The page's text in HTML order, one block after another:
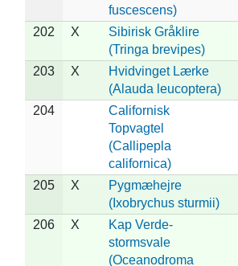
fuscescens)
202 X
Sibirisk Gråklire
(Tringa brevipes)
203
X
Hvidvinget Lærke
(Alauda leucoptera)
204
Californisk
Topvagtel
(Callipepla
californica)
205 X
Pygmæhejre
(Ixobrychus sturmii)
206 X
Kap Verde-
stormsvale
(Oceanodroma